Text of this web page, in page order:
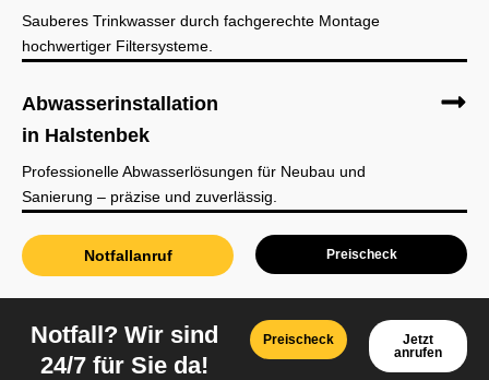
Sauberes Trinkwasser durch fachgerechte Montage
hochwertiger Filtersysteme.
Abwasserinstallation
in Halstenbek
Professionelle Abwasserlösungen für Neubau und
Sanierung – präzise und zuverlässig.
Notfallanruf Preischeck
Notfall? Wir sind
24/7 für Sie da!
Preischeck
Jetzt
anrufen